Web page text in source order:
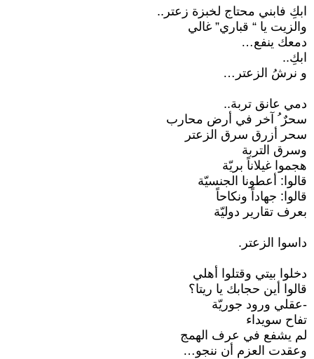
ابكِ فابني محتاج لخبزة زعتر..
والزيت يا “ قباري” غالي
دمعك ينفع…
ابكِ..
و نرشُ الزعتر…
دمي عانق تربة..
سحرٌ ُ آخر في أرض محارب
سحر أزرق سرق الزعتر
وسرق التربة
هجموا غيلاناً بريّة
قالوا: أعطونا الجنسيّة
قالوا: جهاداً ونكاحاً
بعرف تقارير دوليّة
داسوا الزعتر.
دخلوا بيتي وقتلوا أهلي
قالوا أين حجابك يا ريتا؟
-عقلي ورود جوريّة
تفاح سويداء
لم يشفع في عرف الهمج
وعقدت العزم أن ننجو…